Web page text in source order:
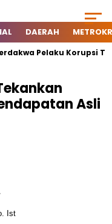
DAERAH
Pelaku Korupsi
Asli